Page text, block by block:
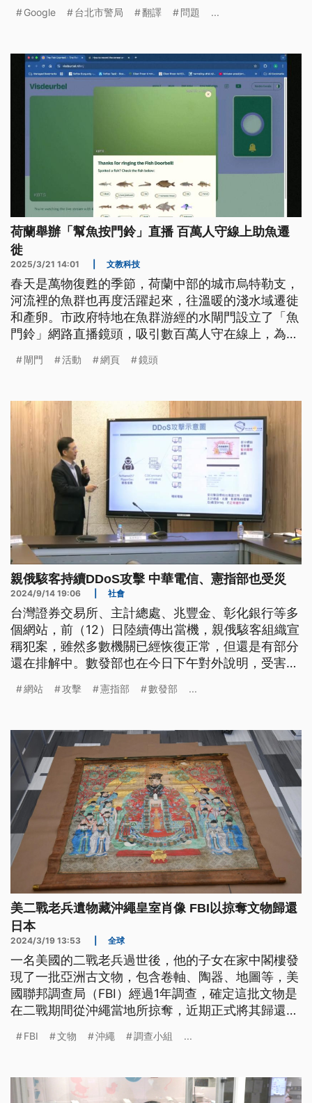
Google反映後，已協助排除相關問題。
Google 台北市警局 翻譯 問題 ...
荷蘭舉辦「幫魚按門鈴」直播 百萬人守線上助魚遷
徙
2025/3/21 14:01 文教科技
春天是萬物復甦的季節，荷蘭中部的城市烏特勒支，
河流裡的魚群也再度活躍起來，往溫暖的淺水域遷徙
和產卵。市政府特地在魚群游經的水閘門設立了「魚
門鈴」網路直播鏡頭，吸引數百萬人守在線上，為生
閘門 活動 網頁 鏡頭
親俄駭客持續DDoS攻擊 中華電信、憲指部也受災
2024/9/14 19:06 社會
台灣證券交易所、主計總處、兆豐金、彰化銀行等多
個網站，前（12）日陸續傳出當機，親俄駭客組織宣
稱犯案，雖然多數機關已經恢復正常，但還是有部分
還在排解中。數發部也在今日下午對外說明，受害總
譴責這樣的網路攻擊行為。
網站 攻擊 憲指部 數發部 ...
美二戰老兵遺物藏沖繩皇室肖像 FBI以掠奪文物歸還
日本
2024/3/19 13:53 全球
一名美國的二戰老兵過世後，他的子女在家中閣樓發
現了一批亞洲古文物，包含卷軸、陶器、地圖等，美
國聯邦調查局（FBI）經過1年調查，確定這批文物是
在二戰期間從沖繩當地所掠奪，近期正式將其歸還給
FBI 文物 沖繩 調查小組 ...